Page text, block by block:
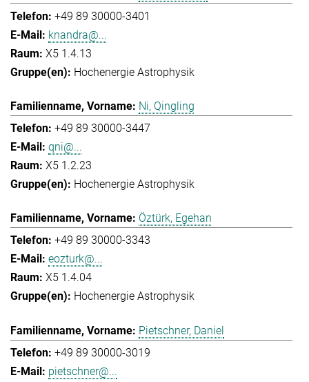
+49 89 30000-3401
knandra@...
X5 1.4.13
Hochenergie Astrophysik
Ni, Qingling
+49 89 30000-3447
qni@...
X5 1.2.23
Hochenergie Astrophysik
Öztürk, Egehan
+49 89 30000-3343
eozturk@...
X5 1.4.04
Hochenergie Astrophysik
Pietschner, Daniel
+49 89 30000-3019
pietschner@...